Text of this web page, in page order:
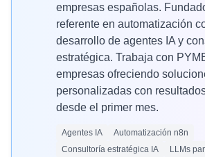
empresas españolas.
referente en automatización
desarrollo de agentes IA y
estratégica. Trabaja con
empresas ofreciendo
personalizadas con
desde el primer mes.
Agentes IA
Automatización n8n
Consultoría estratégica IA
LLMs